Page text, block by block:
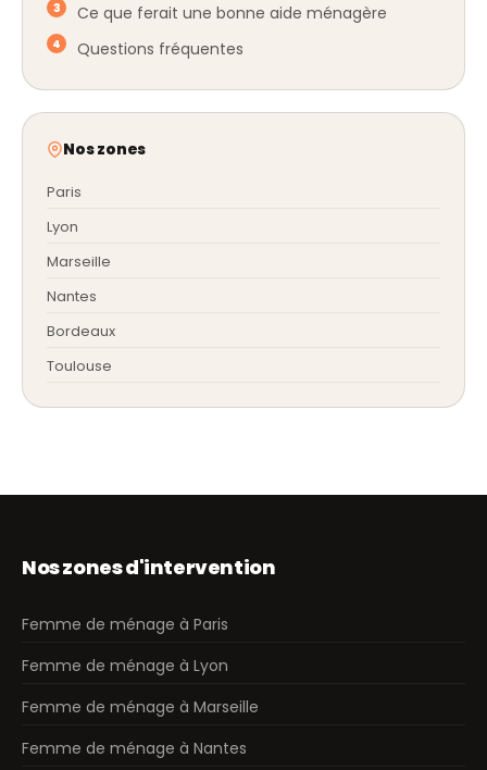
Ce que ferait une bonne aide ménagère
Questions fréquentes
Nos zones
Paris
Lyon
Marseille
Nantes
Bordeaux
Toulouse
Nos zones d'intervention
Femme de ménage à Paris
Femme de ménage à Lyon
Femme de ménage à Marseille
Femme de ménage à Nantes